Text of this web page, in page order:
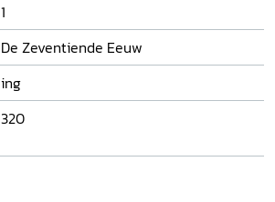
1
De Zeventiende Eeuw
ing
320